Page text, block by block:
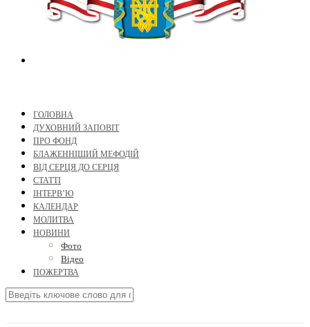
ГОЛОВНА
ДУХОВНИЙ ЗАПОВІТ
ПРО ФОНД
БЛАЖЕННІШИЙ МЕФОДІЙ
ВІД СЕРЦЯ ДО СЕРЦЯ
СТАТТІ
ІНТЕРВ’Ю
КАЛЕНДАР
МОЛИТВА
НОВИНИ
Фото
Відео
ПОЖЕРТВА